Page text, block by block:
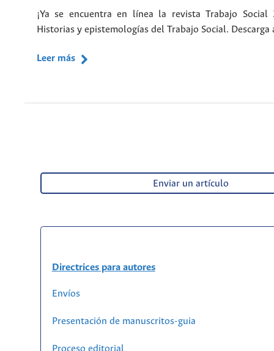
¡Ya se encuentra en línea la revista Trabajo
Historias y epistemologías del Trabajo Social.
Leer más
Enviar un artículo
Directrices para autores
Envíos
Presentación de manuscritos-guia